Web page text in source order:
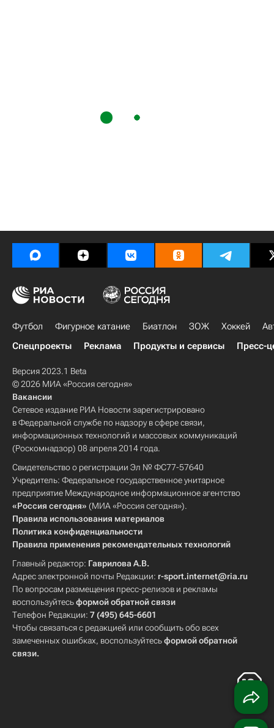
Футбол Фигурное катание Биатлон ЗОЖ Хоккей
Спецпроекты
Реклама Продукты и сервисы Пресс-
Версия 2023.1 Beta
© 2026 МИА «Россия сегодня»
Вакансии
Сетевое издание РИА Новости зарегистрировано
в Федеральной службе по надзору в сфере связи,
информационных технологий и массовых коммуникаций
(Роскомнадзор) 08 апреля 2014 года.
Свидетельство о регистрации Эл № ФС77-57640
Учредитель: Федеральное государственное унитарное
предприятие Международное информационное агентство
«Россия сегодня» (МИА «Россия сегодня»).
Правила использования материалов
Политика конфиденциальности
Правила применения рекомендательных технологий
Главный редактор: Гаврилова А.В.
Адрес электронной почты Редакции: r-sport.internet@ria.ru
По вопросам размещения пресс-релизов и рекламы
воспользуйтесьформой обратной связи
Телефон Редакции: 7 (495) 645-6601
Чтобы связаться с редакцией или сообщить обо всех
замеченных ошибках, воспользуйтесьформой обратной
связи.